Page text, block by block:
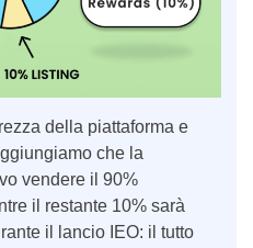
della piattaforma e
che la
vendere il 90%
il restante 10% sarà
il lancio IEO: il tutto